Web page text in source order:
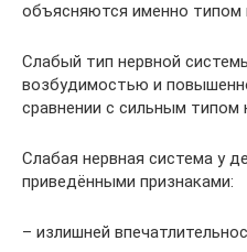
объясняются именно типом
Слабый тип нервной
возбудимостью и
сравнении с сильным типом
Слабая нервная система у
приведёнными признаками:
– излишней